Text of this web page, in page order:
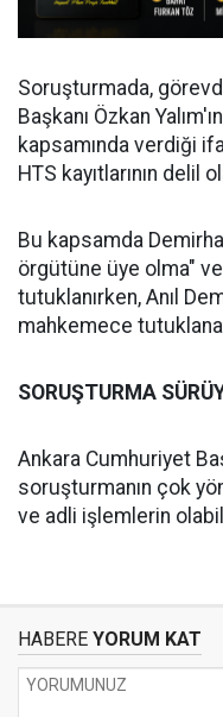
Soruşturmada,
Başkanı Özkan
kapsamında verdiği
HTS kayıtlarının
Bu kapsamda
örgütüne üye olma"
tutuklanırken, Anıl
mahkemece
SORUŞTURMA
Ankara Cumhuriyet
soruşturmanın çok
ve adli işlemlerin
HABERE YORUM KAT